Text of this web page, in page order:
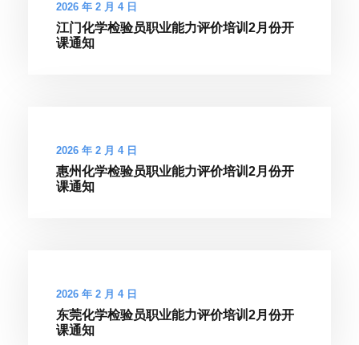
2026 年 2 月 4 日
江门化学检验员职业能力评价培训2月份开
课通知
2026 年 2 月 4 日
惠州化学检验员职业能力评价培训2月份开
课通知
2026 年 2 月 4 日
东莞化学检验员职业能力评价培训2月份开
课通知